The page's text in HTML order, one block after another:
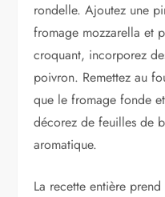
rondelle. Ajoutez une
fromage mozzarella et
croquant, incorporez
poivron. Remettez au
que le fromage fonde
décorez de feuilles de
aromatique.
La recette entière